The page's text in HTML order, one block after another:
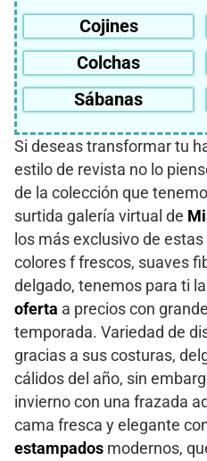
Cojines
Colchas
Sábanas
Si deseas transformar tu
estilo de revista no lo
de la colección que
surtida galería virtual de
los más exclusivo de
colores f frescos, suaves
delgado, tenemos para ti
oferta a precios con
temporada. Variedad de
gracias a sus costuras,
cálidos del año, sin
invierno con una frazada
cama fresca y elegante
estampados modernos,